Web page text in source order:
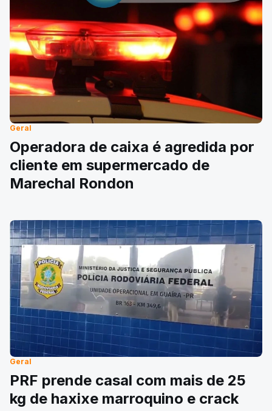
Geral
Operadora de caixa é agredida por
cliente em supermercado de
Marechal Rondon
Geral
PRF prende casal com mais de 25
kg de haxixe marroquino e crack